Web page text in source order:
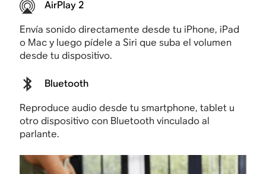
Bluetooth
Reproduce audio desde tu smartphone, tablet u
otro dispositivo con Bluetooth vinculado al
parlante.
AirPlay 2
Envía sonido directamente desde tu iPhone, iPad
o Mac y luego pídele a Siri que suba el volumen
desde tu dispositivo.